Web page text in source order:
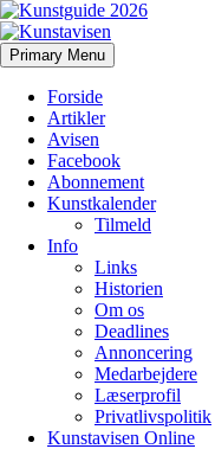
Kunstavisen
Search
Primary Menu Skip
to
Forside
Artikler
Avisen
Facebook
Abonnement
Kunstkalender
Tilmeld
Info
Links
Historien
Om os
Deadlines
Annoncering
Medarbejdere
Læserprofil
Privatlivspolitik
Kunstavisen Online